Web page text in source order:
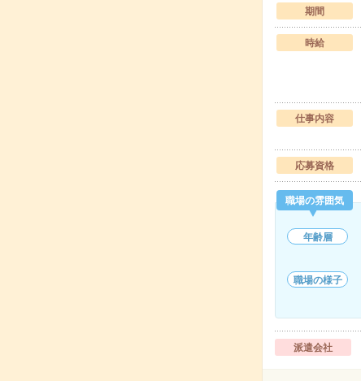
期間
時給
仕事内容
応募資格
職場の雰囲気
年齢層
職場の様子
派遣会社